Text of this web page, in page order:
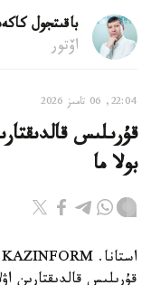
باقىتجول
اۆتور
22:04, 06 تامىز 2026
قۇرىلىس
بولا ما